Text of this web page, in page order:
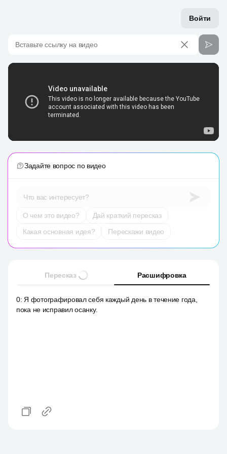
Войти
Вставьте ссылку на видео
Задайте вопрос по видео
Что вас интересует?
О чем это видео?
Дай краткий пересказ
Какая основная идея?
Перескажи видео
Пересказ Расшифровка
0: Я фотографировал себя каждый день в течение года,
пока не исправил осанку.